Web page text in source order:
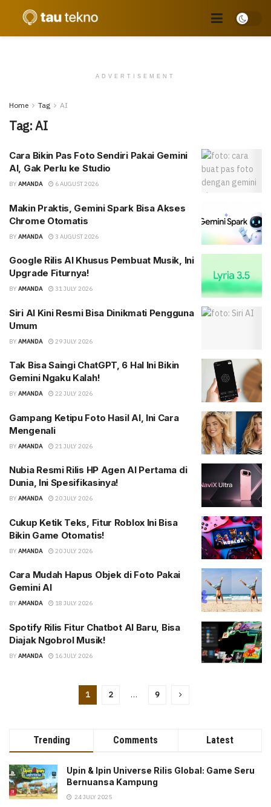
ADVERTISEMENT
Home Tag AI
Tag:AI
Cara Bikin Pas Foto Sendiri Pakai Gemini
AI, Gak Perlu ke Studio
BY AMANDA 6 AUGUST 2026
Makin Praktis, Gemini Spark Bisa Akses
Chrome Otomatis
BY AMANDA 3 AUGUST 2026
Google Rilis AI Khusus Pembuat Musik, Ini
Upgrade Fiturnya!
BY AMANDA 31 JULY 2026
Siri AI Kini Resmi Bisa Dinikmati Pengguna
Umum
BY AMANDA 29 JULY 2026
Tak Bisa Saingi ChatGPT, 6 Hal Ini Bikin
Gemini Ngaku Kalah!
BY AMANDA 22 JULY 2026
Gampang Ketipu Foto Hasil AI, Ini Cara
Mengenali
BY AMANDA 21 JULY 2026
Nubia Resmi Rilis HP Agen AI Pertama di
Dunia, Ini Spesifikasinya!
BY AMANDA 20 JULY 2026
Cukup Ketik Teks, Fitur Roblox Ini Bisa
Bikin Game Otomatis!
BY AMANDA 20 JULY 2026
Cara Mudah Hapus Objek di Foto Pakai
Gemini AI
BY AMANDA 18 JULY 2026
Spotify Rilis Fitur Chatbot AI Baru, Bisa
Diajak Ngobrol Musik!
BY AMANDA 16 JULY 2026
1 2 … 9
Trending Comments Latest
Upin & Ipin Universe Rilis Global: Game Seru
Bernuansa Kampung
24 JULY 2025